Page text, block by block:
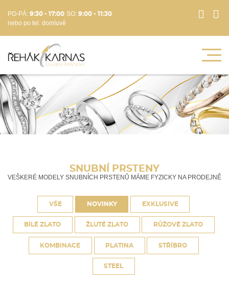
PO-PÁ: 9:30 - 17:00 SO: 9:00 - 11:30
nebo po tel. domluvě
SNUBNÍ PRSTENY
VEŠKERÉ MODELY SNUBNÍCH PRSTENŮ MÁME FYZICKY NA PRODEJNĚ
VŠE NOVINKY EXKLUSIVE
BÍLÉ ZLATO ŽLUTÉ ZLATO RŮŽOVÉ ZLATO
KOMBINACE PLATINA STŘÍBRO
STEEL